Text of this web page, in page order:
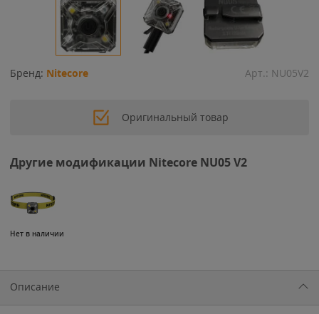
Бренд: Nitecore Арт.: NU05V2
Оригинальный товар
Другие модификации Nitecore NU05 V2
Нет в наличии
Описание